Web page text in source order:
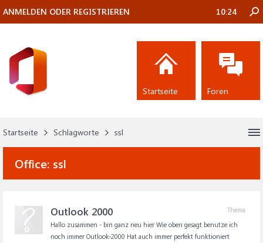
Startseite Schlagworte ssl
Office: ssl
Thema
Outlook 2000
Hallo zusammen - bin ganz neu hier Wie oben gesagt benutze ich
noch immer Outlook-2000 Hat auch immer perfekt funktioniert
ANMELDEN ODER REGISTRIEREN 10:24
Startseite Foren